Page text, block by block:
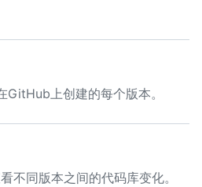
上创建的每个版本。
不同版本之间的代码库变化。